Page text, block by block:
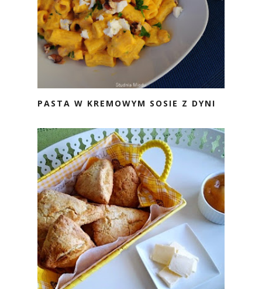
PASTA W KREMOWYM SOSIE Z DYNI